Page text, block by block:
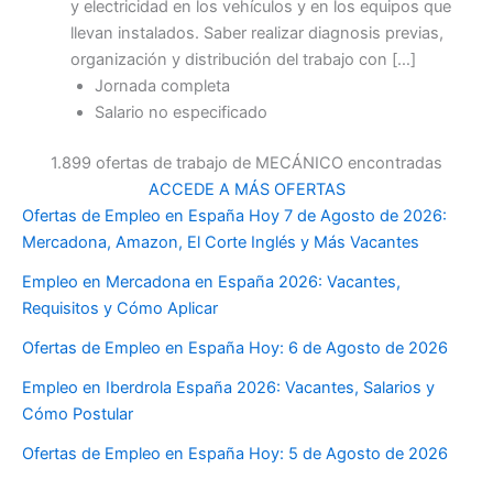
y electricidad en los vehículos y en los equipos que
llevan instalados. Saber realizar diagnosis previas,
organización y distribución del trabajo con […]
Jornada completa
Salario no especificado
1.899 ofertas de trabajo de MECÁNICO encontradas
ACCEDE A MÁS OFERTAS
Ofertas de Empleo en España Hoy 7 de Agosto de 2026:
Mercadona, Amazon, El Corte Inglés y Más Vacantes
Empleo en Mercadona en España 2026: Vacantes,
Requisitos y Cómo Aplicar
Ofertas de Empleo en España Hoy: 6 de Agosto de 2026
Empleo en Iberdrola España 2026: Vacantes, Salarios y
Cómo Postular
Ofertas de Empleo en España Hoy: 5 de Agosto de 2026